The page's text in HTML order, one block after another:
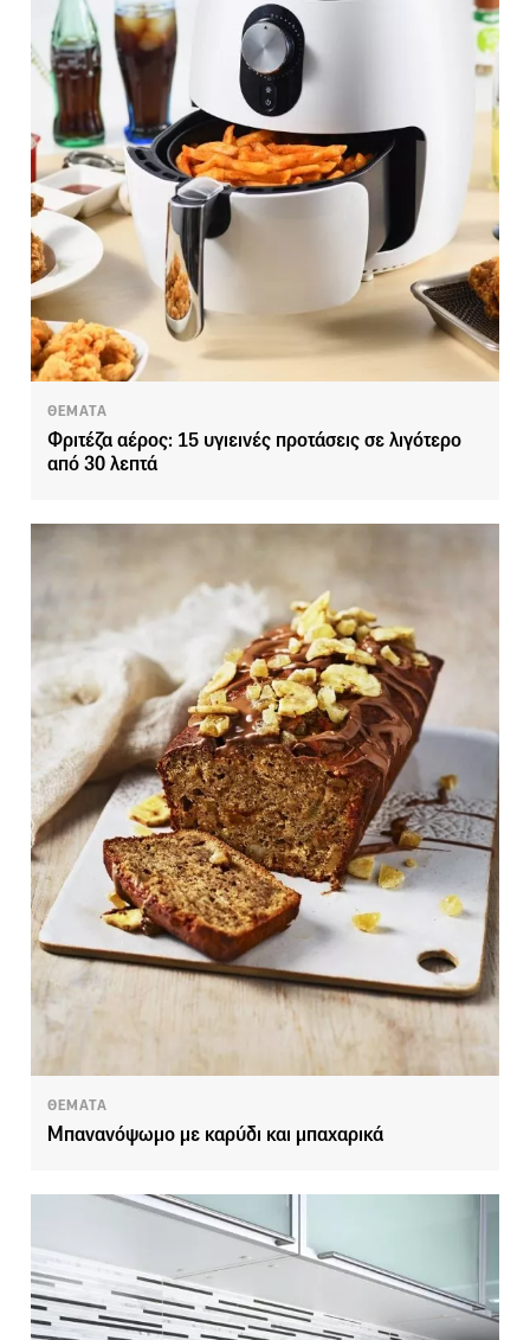
ΘΕΜΑΤΑ
Φριτέζα αέρος: 15 υγιεινές προτάσεις σε λιγότερο
από 30 λεπτά
ΘΕΜΑΤΑ
Μπανανόψωμο με καρύδι και μπαχαρικά